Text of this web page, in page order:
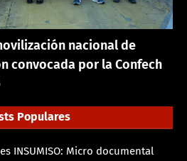
nacional de
convocada por la Confech
Populares
INSUMISO: Micro documental